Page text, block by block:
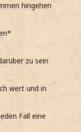
hingehen
zu sein
wert und in
Fall eine